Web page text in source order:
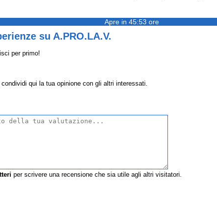
Apre in 45:53 ore
su A.PRO.LA.V.
per primo!
qui la tua opinione con gli altri interessati.
per scrivere una recensione che sia utile agli altri visitatori.